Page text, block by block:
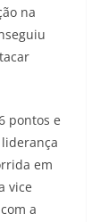
na
pontos e
em
vice
a